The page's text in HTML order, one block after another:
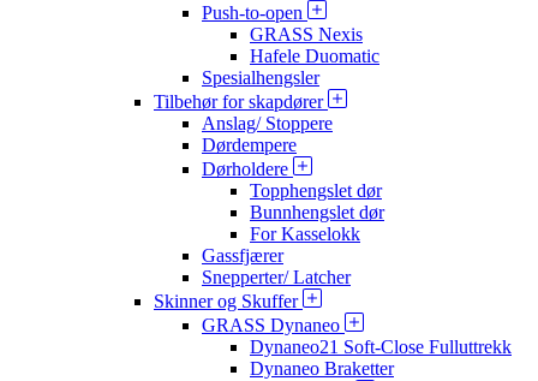
Push-to-open
GRASS Nexis
Hafele Duomatic
Spesialhengsler
Tilbehør for skapdører
Anslag/ Stoppere
Dørdempere
Dørholdere
Topphengslet dør
Bunnhengslet dør
For Kasselokk
Gassfjærer
Snepperter/ Latcher
Skinner og Skuffer
GRASS Dynaneo
Dynaneo21 Soft-Close Fulluttrekk
Dynaneo Braketter